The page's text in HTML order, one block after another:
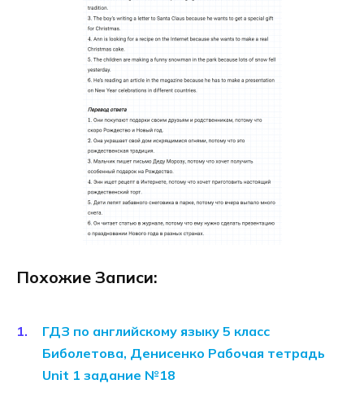
Похожие Записи:
ГДЗ по английскому языку 5 класс
Биболетова, Денисенко Рабочая тетрадь
Unit 1 задание №18